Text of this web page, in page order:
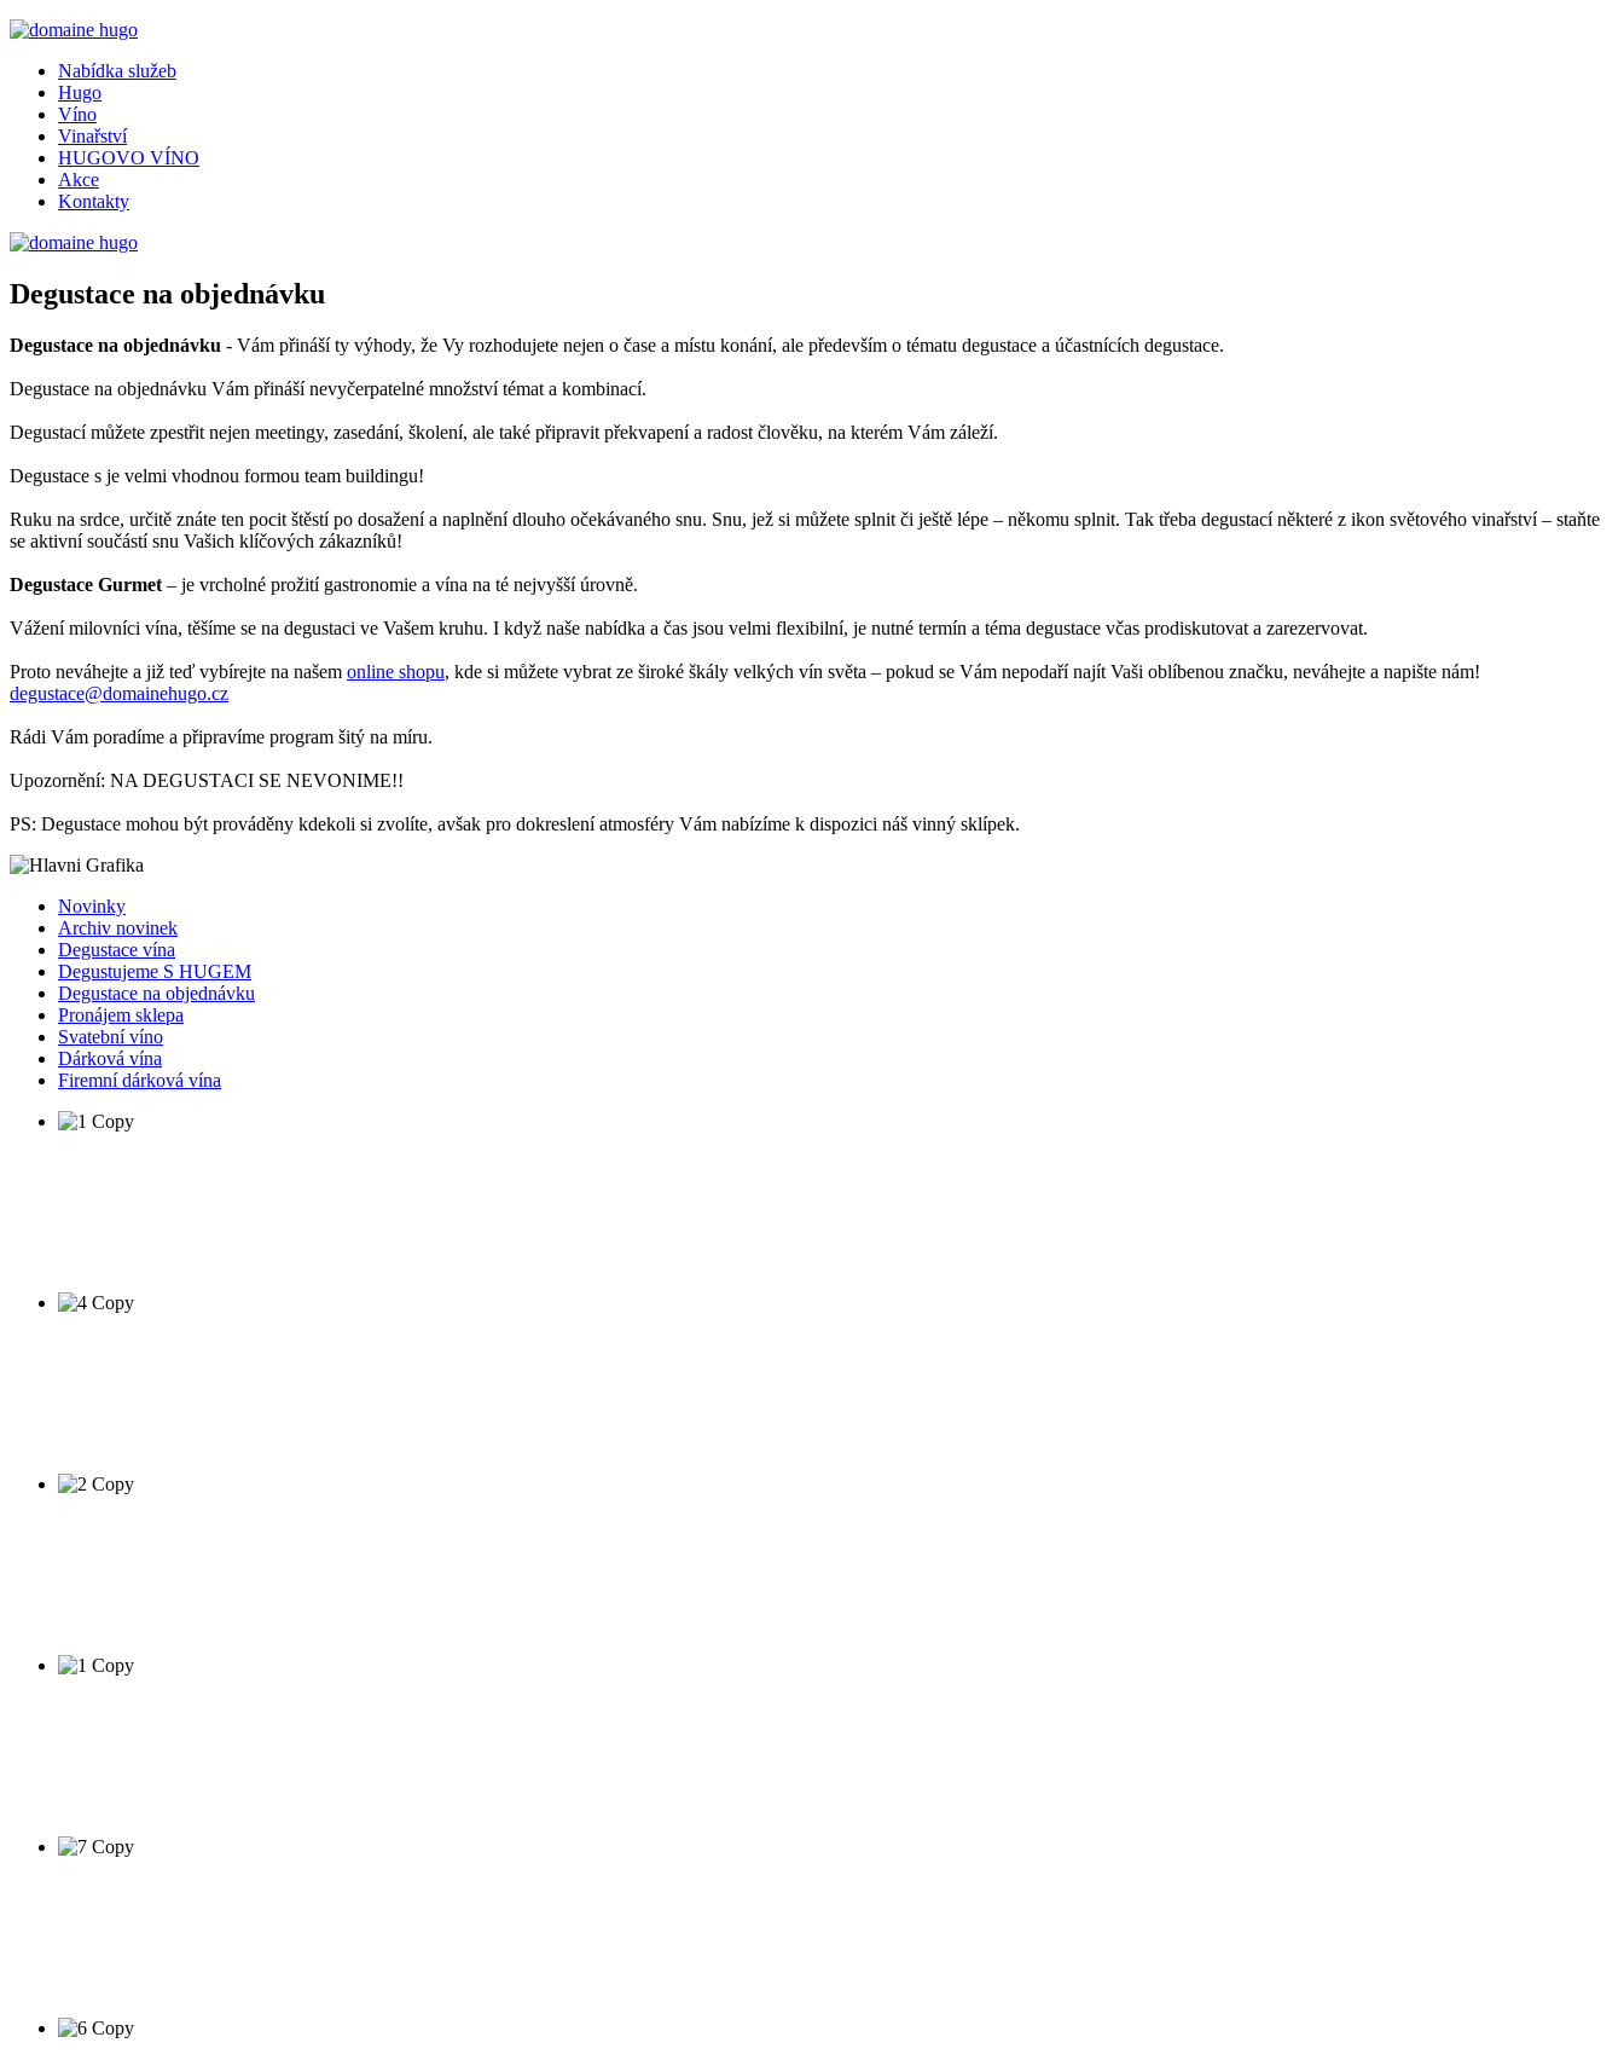
Nabídka služeb
Hugo
Víno
Vinařství
HUGOVO VÍNO
Akce
Kontakty
Degustace na objednávku
Degustace na objednávku - Vám přináší ty výhody, že Vy rozhodujete nejen o čase a místu konání, ale především o tématu degustace a účastnících degustace.
Degustace na objednávku Vám přináší nevyčerpatelné množství témat a kombinací.
Degustací můžete zpestřit nejen meetingy, zasedání, školení, ale také připravit překvapení a radost člověku, na kterém Vám záleží.
Degustace s je velmi vhodnou formou team buildingu!
Ruku na srdce, určitě znáte ten pocit štěstí po dosažení a naplnění dlouho očekávaného snu. Snu, jež si můžete splnit či ještě lépe – někomu splnit. Tak třeba degustací některé z ikon světového vinařství – staňte
se aktivní součástí snu Vašich klíčových zákazníků!
Degustace Gurmet – je vrcholné prožití gastronomie a vína na té nejvyšší úrovně.
Vážení milovníci vína, těšíme se na degustaci ve Vašem kruhu. I když naše nabídka a čas jsou velmi flexibilní, je nutné termín a téma degustace včas prodiskutovat a zarezervovat.
Proto neváhejte a již teď vybírejte na našem online shopu, kde si můžete vybrat ze široké škály velkých vín světa – pokud se Vám nepodaří najít Vaši oblíbenou značku, neváhejte a napište nám!
degustace@domainehugo.cz
Rádi Vám poradíme a připravíme program šitý na míru.
Upozornění: NA DEGUSTACI SE NEVONIME!!
PS: Degustace mohou být prováděny kdekoli si zvolíte, avšak pro dokreslení atmosféry Vám nabízíme k dispozici náš vinný sklípek.
Novinky
Archiv novinek
Degustace vína
Degustujeme S HUGEM
Degustace na objednávku
Pronájem sklepa
Svatební víno
Dárková vína
Firemní dárková vína